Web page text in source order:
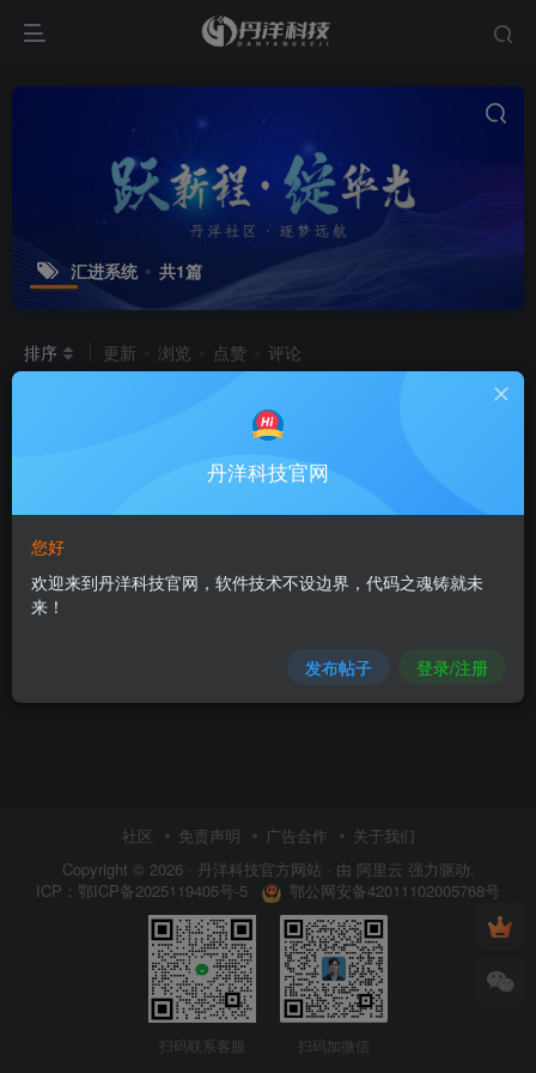
汇进系统 共1篇
排序 更新 浏览 点赞 评论
汇进系统
[全新正式版重磅上线！一站
式合规收款进件解决方案]
汇进系统 汇进系统
社区 免责声明 广告合作
关于我们
Copyright © 2026 · 丹洋科技官方网站 · 由 阿里云 强力驱动.
ICP： 鄂ICP备2025119405号-5 鄂公网安备42011102005768号
扫码联系客服 扫码加微信
丹洋科技官网
您好
欢迎来到丹洋科技官网，软件技术不设边界，代码之魂铸就未
来！
发布帖子 登录/注册